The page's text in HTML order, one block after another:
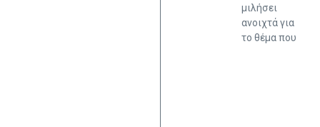
μιλήσει
ανοιχτά για
το θέμα που